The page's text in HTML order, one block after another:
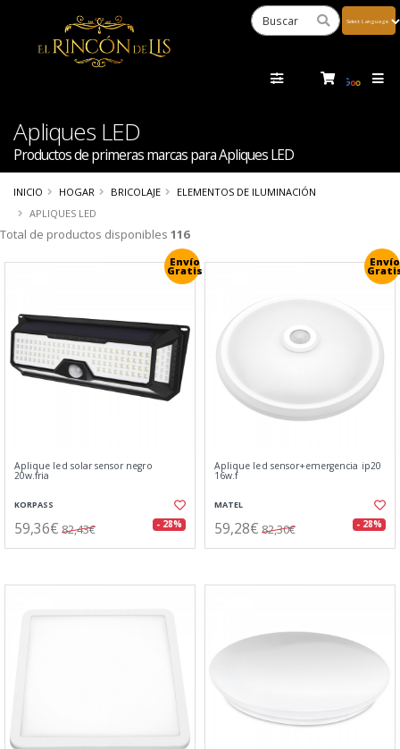
Apliques LED
Productos de primeras marcas para Apliques LED
INICIO HOGAR BRICOLAJE
ELEMENTOS DE ILUMINACIÓN
APLIQUES LED
Total de productos disponibles 116
Envío
Gratis
Aplique led solar sensor negro
20w.fria
KORPASS
59,36€ 82,43€ - 28%
Envío
Aplique led sensor+emergencia ip20
16w.f
MATEL
59,28€ 82,30€ - 28%